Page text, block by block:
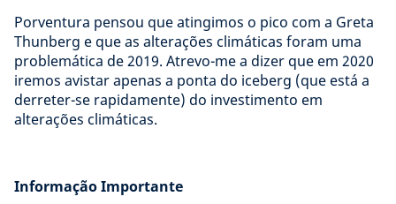
Porventura pensou que atingimos o pico com a Greta
Thunberg e que as alterações climáticas foram uma
problemática de 2019. Atrevo-me a dizer que em 2020
iremos avistar apenas a ponta do iceberg (que está a
derreter-se rapidamente) do investimento em
alterações climáticas.
Informação Importante